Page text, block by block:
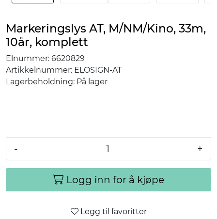
Markeringslys AT, M/NM/Kino, 33m,
10år, komplett
Elnummer: 6620829
Artikkelnummer: ELOSIGN-AT
Lagerbeholdning: På lager
- +
Logg inn for å kjøpe
Legg til favoritter